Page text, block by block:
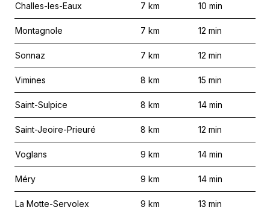
Challes-les-Eaux 7 km 10 min
Montagnole 7 km 12 min
Sonnaz 7 km 12 min
Vimines 8 km 15 min
Saint-Sulpice 8 km 14 min
Saint-Jeoire-Prieuré 8 km 12 min
Voglans 9 km 14 min
Méry 9 km 14 min
La Motte-Servolex 9 km 13 min